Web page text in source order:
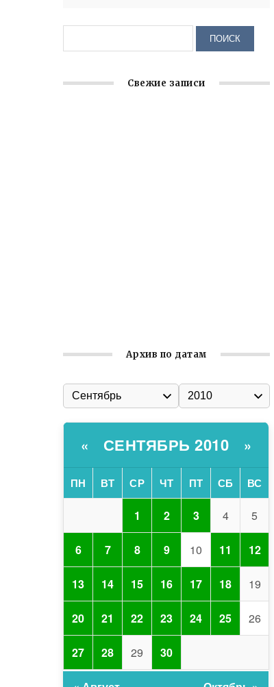
Свежие записи
Архив по датам
« СЕНТЯБРЬ 2010 »
ПН ВТ СР ЧТ ПТ СБ ВС
1 2 3 4 5
6 7 8 9 10 11 12
13 14 15 16 17 18 19
20 21 22 23 24 25 26
27 28 29 30